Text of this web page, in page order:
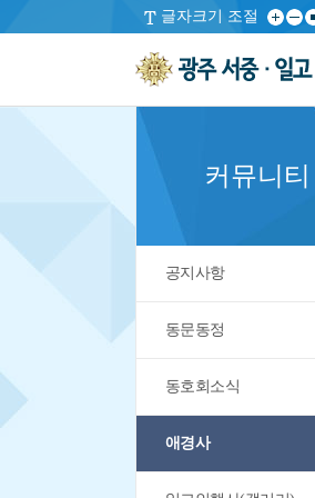
글자크기 조절
커뮤니티
공지사항
동문동정
동호회소식
애경사